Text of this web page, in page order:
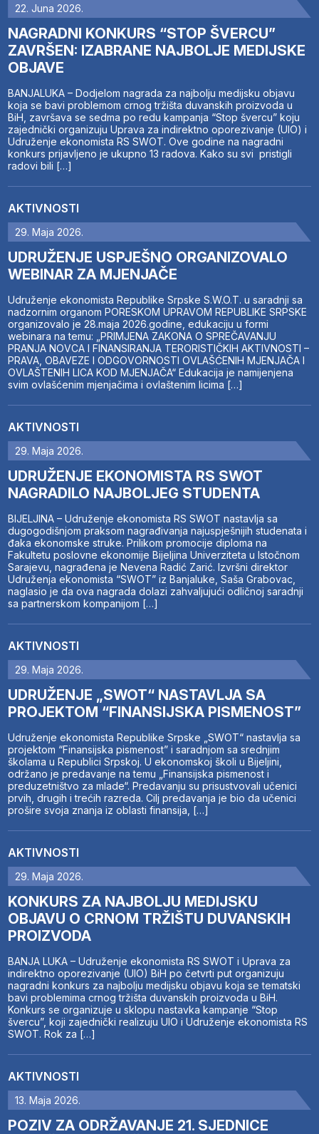
22. Juna 2026.
NAGRADNI KONKURS “STOP ŠVERCU”
ZAVRŠEN: IZABRANE NAJBOLJE MEDIJSKE
OBJAVE
BANJALUKA – Dodjelom nagrada za najbolju medijsku objavu
koja se bavi problemom crnog tržišta duvanskih proizvoda u
BiH, završava se sedma po redu kampanja “Stop švercu” koju
zajednički organizuju Uprava za indirektno oporezivanje (UIO) i
Udruženje ekonomista RS SWOT. Ove godine na nagradni
konkurs prijavljeno je ukupno 13 radova. Kako su svi pristigli
radovi bili […]
AKTIVNOSTI
29. Maja 2026.
UDRUŽENJE USPJEŠNO ORGANIZOVALO
WEBINAR ZA MJENJAČE
Udruženje ekonomista Republike Srpske S.W.O.T. u saradnji sa
nadzornim organom PORESKOM UPRAVOM REPUBLIKE SRPSKE
organizovalo je 28.maja 2026.godine, edukaciju u formi
webinara na temu: „PRIMJENA ZAKONA O SPREČAVANJU
PRANJA NOVCA I FINANSIRANJA TERORISTIČKIH AKTIVNOSTI –
PRAVA, OBAVEZE I ODGOVORNOSTI OVLAŠĆENIH MJENJAČA I
OVLAŠTENIH LICA KOD MJENJAČA“ Edukacija je namijenjena
svim ovlašćenim mjenjačima i ovlaštenim licima […]
AKTIVNOSTI
29. Maja 2026.
UDRUŽENJE EKONOMISTA RS SWOT
NAGRADILO NAJBOLJEG STUDENTA
BIJELJINA – Udruženje ekonomista RS SWOT nastavlja sa
dugogodišnjom praksom nagrađivanja najuspješnijih studenata i
đaka ekonomske struke. Prilikom promocije diploma na
Fakultetu poslovne ekonomije Bijeljina Univerziteta u Istočnom
Sarajevu, nagrađena je Nevena Radić Zarić. Izvršni direktor
Udruženja ekonomista “SWOT” iz Banjaluke, Saša Grabovac,
naglasio je da ova nagrada dolazi zahvaljujući odličnoj saradnji
sa partnerskom kompanijom […]
AKTIVNOSTI
29. Maja 2026.
UDRUŽENJE „SWOT“ NASTAVLJA SA
PROJEKTOM “FINANSIJSKA PISMENOST”
Udruženje ekonomista Republike Srpske „SWOT“ nastavlja sa
projektom “Finansijska pismenost” i saradnjom sa srednjim
školama u Republici Srpskoj. U ekonomskoj školi u Bijeljini,
održano je predavanje na temu „Finansijska pismenost i
preduzetništvo za mlade“. Predavanju su prisustvovali učenici
prvih, drugih i trećih razreda. Cilj predavanja je bio da učenici
prošire svoja znanja iz oblasti finansija, […]
AKTIVNOSTI
29. Maja 2026.
KONKURS ZA NAJBOLJU MEDIJSKU
OBJAVU O CRNOM TRŽIŠTU DUVANSKIH
PROIZVODA
BANJA LUKA – Udruženje ekonomista RS SWOT i Uprava za
indirektno oporezivanje (UIO) BiH po četvrti put organizuju
nagradni konkurs za najbolju medijsku objavu koja se tematski
bavi problemima crnog tržišta duvanskih proizvoda u BiH.
Konkurs se organizuje u sklopu nastavka kampanje “Stop
švercu”, koji zajednički realizuju UIO i Udruženje ekonomista RS
SWOT. Rok za […]
AKTIVNOSTI
13. Maja 2026.
POZIV ZA ODRŽAVANJE 21. SJEDNICE